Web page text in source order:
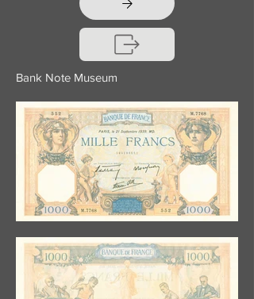
Bank Note Museum